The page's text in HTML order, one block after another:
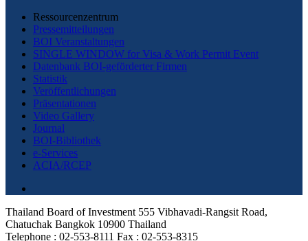
Ressourcenzentrum
Pressemitteilungen
BOI Veranstaltungen
SINGLE WINDOW for Visa & Work Permit Event
Datenbank BOI-geförderter Firmen
Statistik
Veröffentlichungen
Präsentationen
Video Gallery
Journal
BOI-Bibliothek
e-Services
ACIA/RCEP
Thailand Board of Investment 555 Vibhavadi-Rangsit Road,
Chatuchak Bangkok 10900 Thailand
Telephone : 02-553-8111 Fax : 02-553-8315